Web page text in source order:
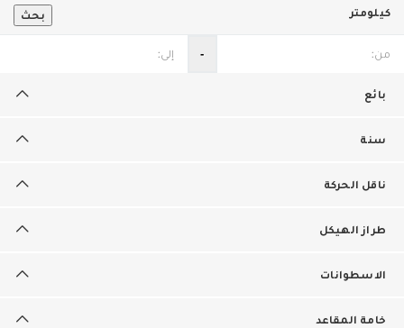
بحث كيلومتر
‐
بائع
سنة
ناقل الحركة
طراز الهيكل
الاسطوانات
خامة المقاعد